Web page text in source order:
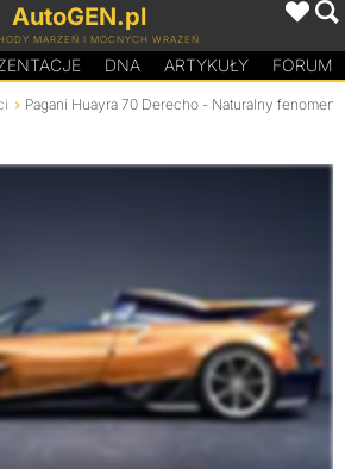
AutoGEN.pl
MARZEŃ I MOCNYCH WRAŻEŃ
DNA ARTYKUŁY FORUM
Pagani Huayra 70 Derecho - Naturalny fenomen